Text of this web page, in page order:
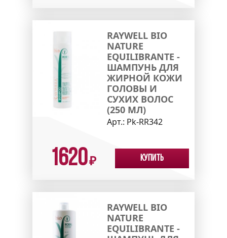
RAYWELL BIO
NATURE
EQUILIBRANTE -
ШАМПУНЬ ДЛЯ
ЖИРНОЙ КОЖИ
ГОЛОВЫ И
СУХИХ ВОЛОС
(250 МЛ)
Арт.: Pk-RR342
1620₽ Купить
RAYWELL BIO
NATURE
EQUILIBRANTE -